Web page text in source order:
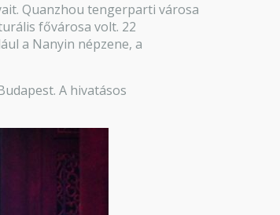
Quanzhou tengerparti városa
fővárosa volt. 22
a Nanyin népzene, a
A hivatásos